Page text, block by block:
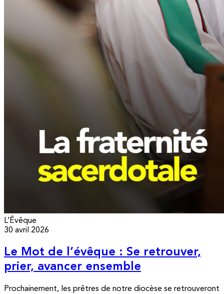
L’Évêque
30 avril 2026
Le Mot de l’évêque : Se retrouver,
prier, avancer ensemble
Prochainement, les prêtres de notre diocèse se retrouveront